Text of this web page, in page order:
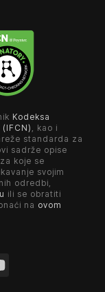
Kodeksa
, kao i
standarda za
sadrže opise
koje se
svojim
odredbi,
ili se obratiti
na ovom